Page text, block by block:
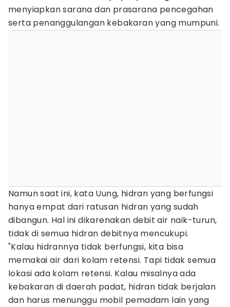
menyiapkan sarana dan prasarana pencegahan
serta penanggulangan kebakaran yang mumpuni.
Namun saat ini, kata Uung, hidran yang berfungsi
hanya empat dari ratusan hidran yang sudah
dibangun. Hal ini dikarenakan debit air naik-turun,
tidak di semua hidran debitnya mencukupi.
"Kalau hidrannya tidak berfungsi, kita bisa
memakai air dari kolam retensi. Tapi tidak semua
lokasi ada kolam retensi. Kalau misalnya ada
kebakaran di daerah padat, hidran tidak berjalan
dan harus menunggu mobil pemadam lain yang